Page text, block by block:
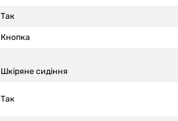
Так
Кнопка
Шкіряне сидіння
Так